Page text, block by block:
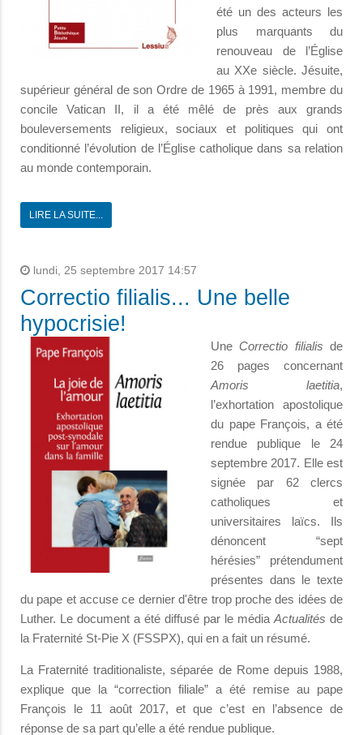
été un des acteurs les
plus marquants du
renouveau de l’Église
au XXe siècle. Jésuite,
supérieur général de son Ordre de 1965 à 1991, membre du
concile Vatican II, il a été mêlé de près aux grands
bouleversements religieux, sociaux et politiques qui ont
conditionné l’évolution de l’Église catholique dans sa relation
au monde contemporain.
LIRE LA SUITE...
lundi, 25 septembre 2017 14:57
Correctio filialis... Une belle
hypocrisie!
Une Correctio filialis de
26 pages concernant
Amoris laetitia,
l’exhortation apostolique
du pape François, a été
rendue publique le 24
septembre 2017. Elle est
signée par 62 clercs
catholiques et
universitaires laïcs. Ils
dénoncent “sept
hérésies” prétendument
présentes dans le texte
du pape et accuse ce dernier d'être trop proche des idées de
Luther. Le document a été diffusé par le média Actualités de
la Fraternité St-Pie X (FSSPX), qui en a fait un résumé.
La Fraternité traditionaliste, séparée de Rome depuis 1988,
explique que la “correction filiale” a été remise au pape
François le 11 août 2017, et que c’est en l’absence de
réponse de sa part qu’elle a été rendue publique.